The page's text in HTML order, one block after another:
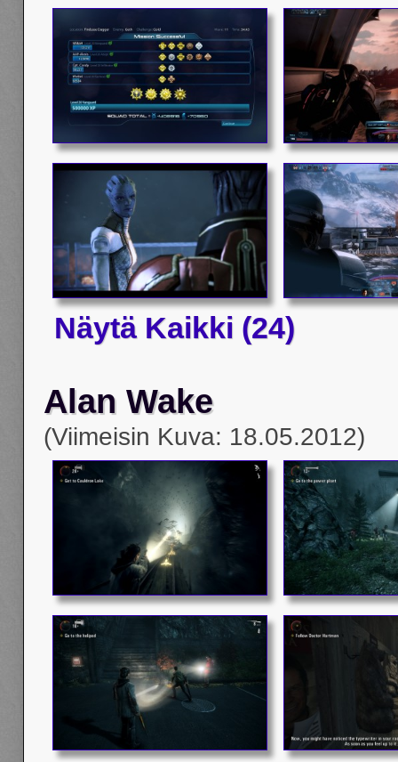
Näytä Kaikki (24)
Alan Wake
(Viimeisin Kuva: 18.05.2012)